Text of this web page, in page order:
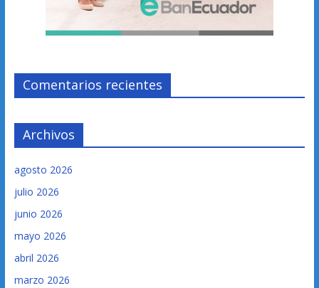
Comentarios recientes
Archivos
agosto 2026
julio 2026
junio 2026
mayo 2026
abril 2026
marzo 2026